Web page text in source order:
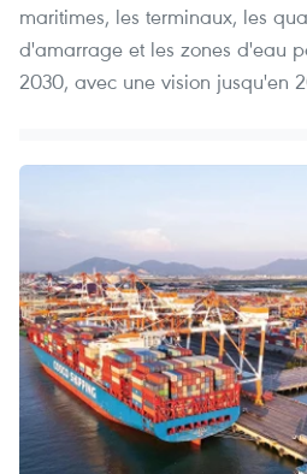
maritimes, les terminaux, les
d'amarrage et les zones d'eau
2030, avec une vision jusqu'en